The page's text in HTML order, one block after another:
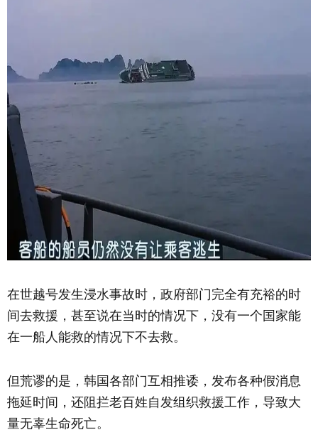
在世越号发生浸水事故时，政府部门完全有充裕的时
间去救援，甚至说在当时的情况下，没有一个国家能
在一船人能救的情况下不去救。
但荒谬的是，韩国各部门互相推诿，发布各种假消息
拖延时间，还阻拦老百姓自发组织救援工作，导致大
量无辜生命死亡。